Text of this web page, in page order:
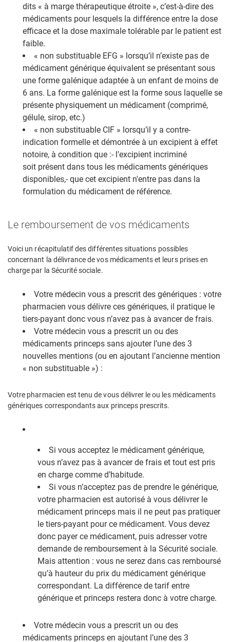
dits « à marge thérapeutique étroite », c’est-à-dire des
médicaments pour lesquels la différence entre la dose
efficace et la dose maximale tolérable par le patient est
faible.
« non substituable EFG » lorsqu’il n’existe pas de
médicament générique équivalent se présentant sous
une forme galénique adaptée à un enfant de moins de
6 ans. La forme galénique est la forme sous laquelle se
présente physiquement un médicament (comprimé,
gélule, sirop, etc.)
« non substituable CIF » lorsqu’il y a contre-
indication formelle et démontrée à un excipient à effet
notoire, à condition que :- l'excipient incriminé
soit présent dans tous les médicaments génériques
disponibles,- que cet excipient n'entre pas dans la
formulation du médicament de référence.
Le remboursement de vos médicaments
Voici un récapitulatif des différentes situations possibles
concernant la délivrance de vos médicaments et leurs prises en
charge par la Sécurité sociale.
Votre médecin vous a prescrit des génériques : votre
pharmacien vous délivre ces génériques, il pratique le
tiers-payant donc vous n’avez pas à avancer de frais.
Votre médecin vous a prescrit un ou des
médicaments princeps sans ajouter l’une des 3
nouvelles mentions (ou en ajoutant l’ancienne mention
« non substituable ») :
Votre pharmacien est tenu de vous délivrer le ou les médicaments
génériques correspondants aux princeps prescrits.
Si vous acceptez le médicament générique,
vous n’avez pas à avancer de frais et tout est pris
en charge comme d’habitude.
Si vous n’acceptez pas de prendre le générique,
votre pharmacien est autorisé à vous délivrer le
médicament princeps mais il ne peut pas pratiquer
le tiers-payant pour ce médicament. Vous devez
donc payer ce médicament, puis adresser votre
demande de remboursement à la Sécurité sociale.
Mais attention : vous ne serez dans cas remboursé
qu’à hauteur du prix du médicament générique
correspondant. La différence de tarif entre
générique et princeps restera donc à votre charge.
Votre médecin vous a prescrit un ou des
médicaments princeps en ajoutant l’une des 3